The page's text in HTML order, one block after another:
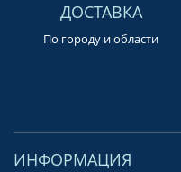
ДОСТАВКА
По городу и области
ИНФОРМАЦИЯ